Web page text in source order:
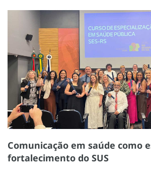
Comunicação em saúde como
fortalecimento do SUS